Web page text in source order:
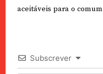
aceitáveis para o
Subscrever